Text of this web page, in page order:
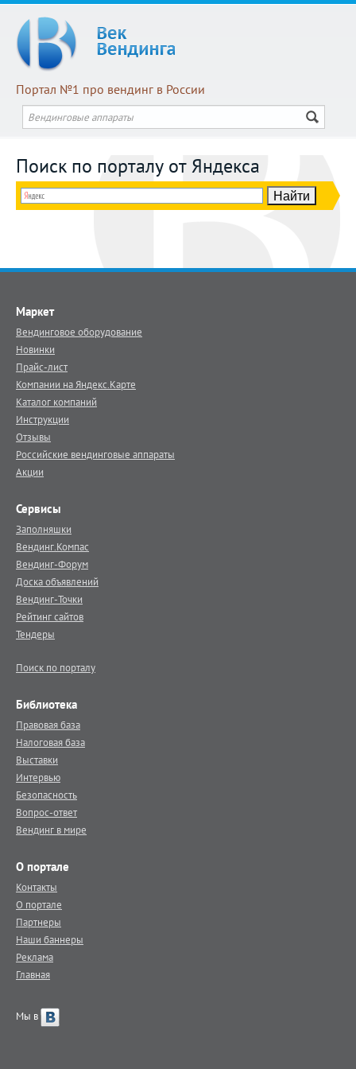
Портал №1 про вендинг в России
Поиск по порталу от Яндекса
Маркет
Вендинговое оборудование
Новинки
Прайс-лист
Компании на Яндекс.Карте
Каталог компаний
Инструкции
Отзывы
Российские вендинговые аппараты
Акции
Сервисы
Заполняшки
Вендинг.Компас
Вендинг-Форум
Доска объявлений
Вендинг-Точки
Рейтинг сайтов
Тендеры
Поиск по порталу
Библиотека
Правовая база
Налоговая база
Выставки
Интервью
Безопасность
Вопрос-ответ
Вендинг в мире
О портале
Контакты
О портале
Партнеры
Наши баннеры
Реклама
Главная
Мы в